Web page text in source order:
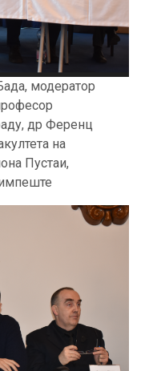
модератор
др Ференц
на
Пустаи,